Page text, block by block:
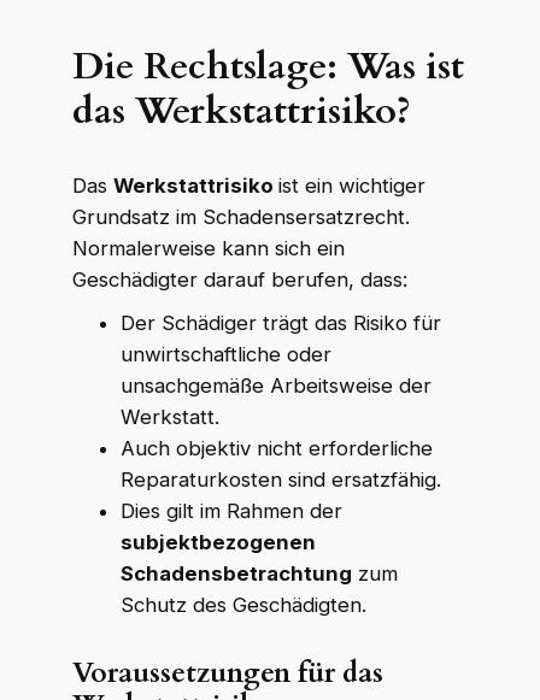
Die Rechtslage: Was ist
das Werkstattrisiko?
Das Werkstattrisiko ist ein wichtiger
Grundsatz im Schadensersatzrecht.
Normalerweise kann sich ein
Geschädigter darauf berufen, dass:
Der Schädiger trägt das Risiko für
unwirtschaftliche oder
unsachgemäße Arbeitsweise der
Werkstatt.
Auch objektiv nicht erforderliche
Reparaturkosten sind ersatzfähig.
Dies gilt im Rahmen der
subjektbezogenen
Schadensbetrachtung zum
Schutz des Geschädigten.
Voraussetzungen für das